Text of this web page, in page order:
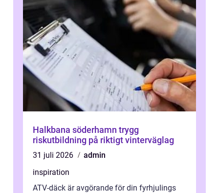
Halkbana söderhamn trygg
riskutbildning på riktigt vinterväglag
31 juli 2026
admin
inspiration
ATV-däck är avgörande för din fyrhjulings